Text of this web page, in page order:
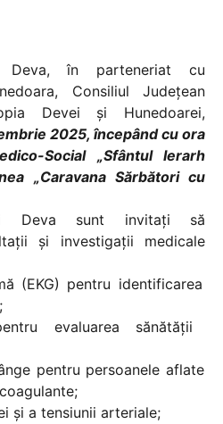
Deva, în parteneriat cu
Consiliul Județean
Devei și Hunedoarei,
2025, începând cu ora
Social „Sfântul Ierarh
„Caravana Sărbători cu
Deva sunt invitați să
și investigații medicale
(EKG) pentru identificarea
evaluarea sănătății
pentru persoanele aflate
și a tensiunii arteriale;